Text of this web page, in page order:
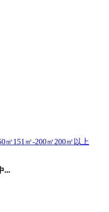
㎡151㎡-200㎡200㎡以上
...